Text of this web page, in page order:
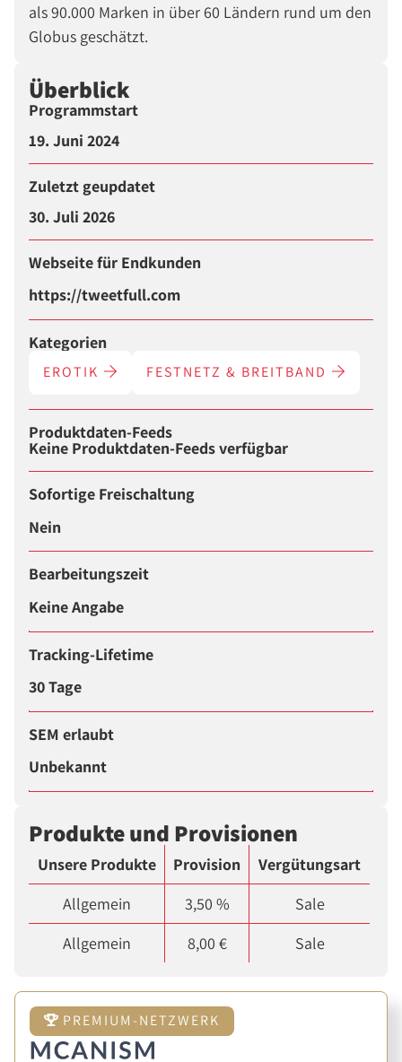
als 90.000 Marken in über 60 Ländern rund um den
Globus geschätzt.
Überblick
Programmstart
19. Juni 2024
Zuletzt geupdatet
30. Juli 2026
Webseite für Endkunden
https://tweetfull.com
Kategorien
EROTIK FESTNETZ & BREITBAND
Produktdaten-Feeds
Keine Produktdaten-Feeds verfügbar
Sofortige Freischaltung
Nein
Bearbeitungszeit
Keine Angabe
Tracking-Lifetime
30 Tage
SEM erlaubt
Unbekannt
Produkte und Provisionen
Unsere Produkte Provision
Vergütungsart
Allgemein
3,50 %
Sale
Allgemein
8,00 € Sale
PREMIUM-NETZWERK